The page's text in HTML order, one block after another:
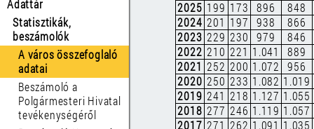
Adattár
Statisztikák,
beszámolók
A város összefoglaló
adatai
Beszámoló a
Polgármesteri Hivatal
tevékenységéről
2025 199 173 896
848
2024 201 197 938
866
2023 229 230 979
846
2022 210 221 1.041
889
2021 252 200 1.072
956
2020 250 233 1.082 1.019
2019 241 218 1.127 1.055
2018 277 246 1.119 1.057
2017 271 262 1.091 1.035